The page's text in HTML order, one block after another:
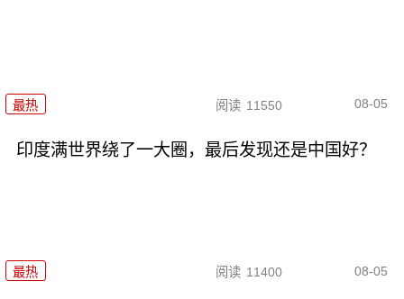
最热 阅读 11550 08-05
印度满世界绕了一大圈，最后发现还是中国好？
最热 阅读 11400 08-05